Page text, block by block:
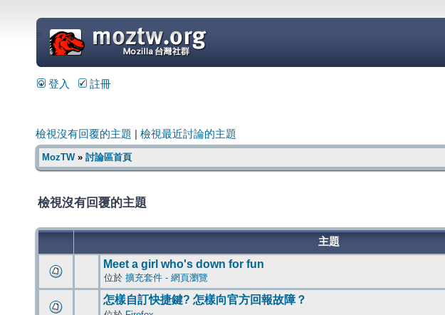
=
登入 註冊
檢視沒有回覆的主題 檢視最近討論的主題
MozTW» 討論區首頁
檢視沒有回覆的主題
主題
Meet a girl who's down for fun
位於 擴充套件 - 網頁瀏覽
怎樣自訂快捷鍵? 怎樣向官方回報故障？